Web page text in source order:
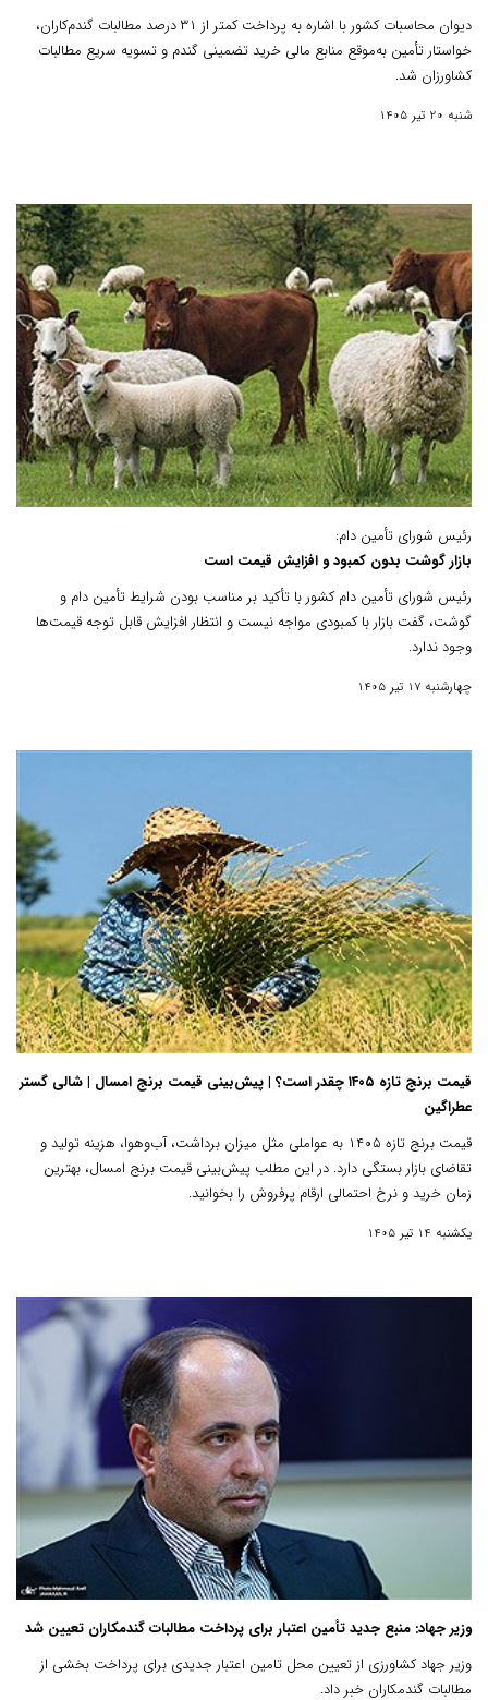
دیوان محاسبات کشور با اشاره به پرداخت کمتر از ۳۱ درصد مطالبات گندم‌کاران،
خواستار تأمین به‌موقع منابع مالی خرید تضمینی گندم و تسویه سریع مطالبات
کشاورزان شد.
شنبه 20 تیر 1405
رئیس شورای تأمین دام:
بازار گوشت بدون کمبود و افزایش قیمت است
رئیس شورای تأمین دام کشور با تأکید بر مناسب بودن شرایط تأمین دام و
گوشت، گفت بازار با کمبودی مواجه نیست و انتظار افزایش قابل توجه قیمت‌ها
وجود ندارد.
چهارشنبه 17 تیر 1405
قیمت برنج تازه ۱۴۰۵ چقدر است؟ | پیش‌بینی قیمت برنج امسال | شالی گستر
عطراگین
قیمت برنج تازه ۱۴۰۵ به عواملی مثل میزان برداشت، آب‌وهوا، هزینه تولید و
تقاضای بازار بستگی دارد. در این مطلب پیش‌بینی قیمت برنج امسال، بهترین
زمان خرید و نرخ احتمالی ارقام پرفروش را بخوانید.
یکشنبه 14 تیر 1405
وزیر جهاد: منبع جدید تأمین اعتبار برای پرداخت مطالبات گندمکاران تعیین شد
وزیر جهاد کشاورزی از تعیین محل تامین اعتبار جدیدی برای پرداخت بخشی از
مطالبات گندمکاران خبر داد.